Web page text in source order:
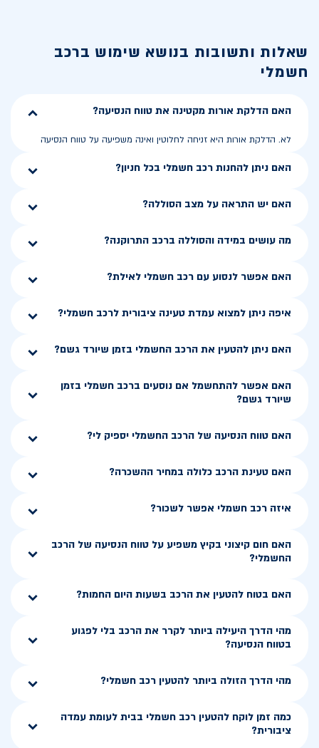
שאלות ותשובות בנושא שימוש ברכב
חשמלי
האם הדלקת אורות מקטינה את טווח הנסיעה?
לא. הדלקת אורות היא זניחה לחלוטין ואינה משפיעה על טווח הנסיעה
האם ניתן להחנות רכב חשמלי בכל חניון?
האם יש התראה על מצב הסוללה?
מה עושים במידה והסוללה ברכב התרוקנה?
האם אפשר לנסוע עם רכב חשמלי לאילת?
איפה ניתן למצוא עמדת טעינה ציבורית לרכב חשמלי?
האם ניתן להטעין את הרכב החשמלי בזמן שיורד גשם?
האם אפשר להתחשמל אם נוסעים ברכב חשמלי בזמן
שיורד גשם?
האם טווח הנסיעה של הרכב החשמלי יספיק לי?
האם טעינת הרכב כלולה במחיר ההשכרה?
איזה רכב חשמלי אפשר לשכור?
האם חום קיצוני בקיץ משפיע על טווח הנסיעה של הרכב
החשמלי?
האם בטוח להטעין את הרכב בשעות היום החמות?
מהי הדרך היעילה ביותר לקרר את הרכב בלי לפגוע
בטווח הנסיעה?
מהי הדרך הזולה ביותר להטעין רכב חשמלי?
כמה זמן לוקח להטעין רכב חשמלי בבית לעומת עמדה
ציבורית?